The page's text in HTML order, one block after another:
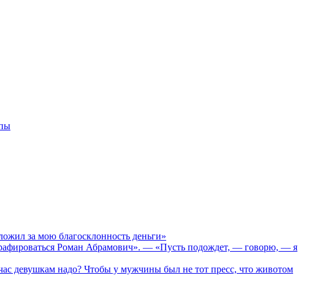
за мою благосклонность деньги»
Роман Абрамович». — «Пусть подождет, — говорю, — я
надо? Чтобы у мужчины был не тот пресс, что животом